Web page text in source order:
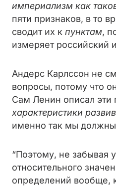
империализм как
пяти признаков, в то
сводит их к пунктам,
измеряет российский
Андерс Карлссон не
вопросы, потому что
Сам Ленин описал эти
характеристики
именно так мы
“Поэтому, не забывая
относительного
определений вообще,